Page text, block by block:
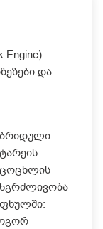
Engine)
და